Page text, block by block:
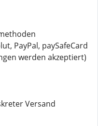
PayPal, paySafeCard
werden akzeptiert)
Versand